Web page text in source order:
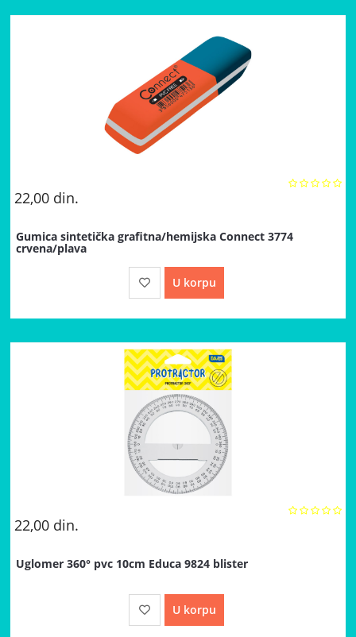
22,00 din.
Gumica sintetička grafitna/hemijska Connect 3774
crvena/plava
U korpu
22,00 din.
Uglomer 360° pvc 10cm Educa 9824 blister
U korpu